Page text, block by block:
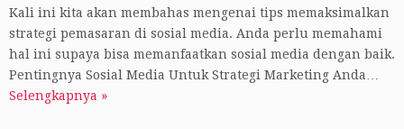
Kali ini kita akan membahas mengenai tips memaksimalkan
strategi pemasaran di sosial media. Anda perlu memahami
hal ini supaya bisa memanfaatkan sosial media dengan baik.
Pentingnya Sosial Media Untuk Strategi Marketing Anda…
Selengkapnya »